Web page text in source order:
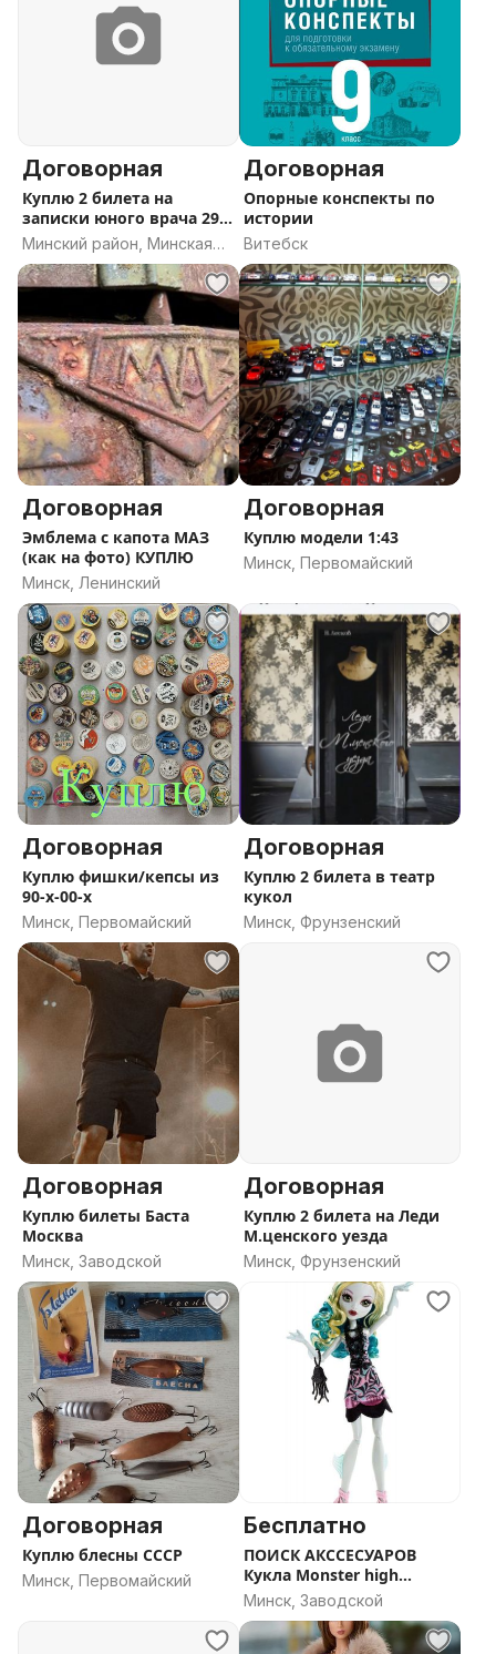
Договорная
Куплю 2 билета на
записки юного врача 29
или 30.09
Минский район, Минская
область
Договорная
Опорные конспекты по
истории
Витебск
Договорная
Эмблема с капота МАЗ
(как на фото) КУПЛЮ
Минск, Ленинский
Договорная
Куплю модели 1:43
Минск, Первомайский
Договорная
Куплю фишки/кепсы из
90-х-00-х
Минск, Первомайский
Договорная
Куплю 2 билета в театр
кукол
Минск, Фрунзенский
Договорная
Куплю билеты Баста
Москва
Минск, Заводской
Договорная
Куплю 2 билета на Леди
М.ценского уезда
Минск, Фрунзенский
Договорная
Куплю блесны СССР
Минск, Первомайский
Бесплатно
ПОИСК АКССЕСУАРОВ
Кукла Monster high
Монстер хай
Минск, Заводской